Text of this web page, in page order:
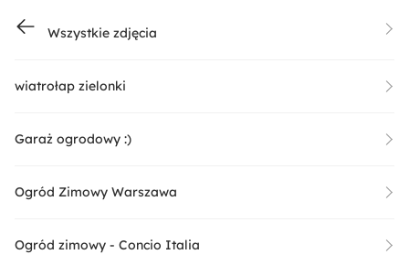
Wszystkie zdjęcia
wiatrołap zielonki
Garaż ogrodowy :)
Ogród Zimowy Warszawa
Ogród zimowy - Concio Italia